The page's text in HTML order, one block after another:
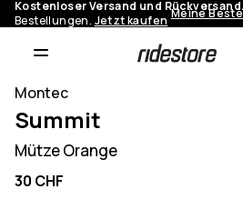
Kostenloser Versand und
Bestellungen. Jetzt kaufen Meine
Montec
Summit
Mütze Orange
30 CHF